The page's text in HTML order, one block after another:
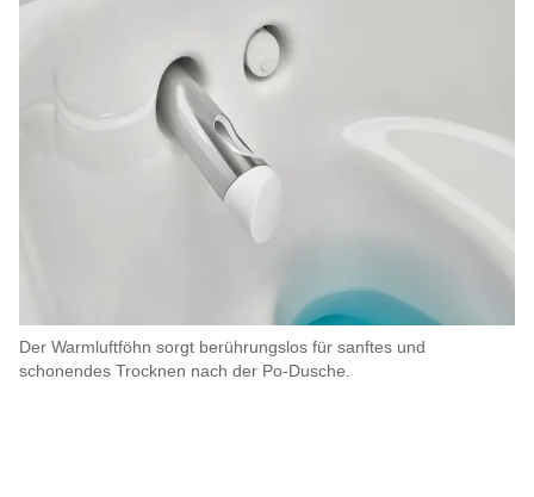
Der Warmluftföhn sorgt berührungslos für sanftes und
schonendes Trocknen nach der Po-Dusche.​